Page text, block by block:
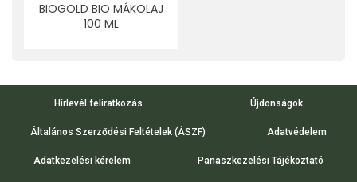
BIOGOLD BIO MÁKOLAJ
100 ML
Hírlevél feliratkozás Újdonságok
Általános Szerződési Feltételek (ÁSZF) Adatvédelem
Adatkezelési kérelem Panaszkezelési Tájékoztató